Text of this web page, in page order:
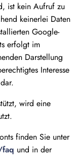
ist kein Aufruf zu
keinerlei Daten
Google-
erfolgt im
Darstellung
Interesse
wird eine
finden Sie unter
und in der